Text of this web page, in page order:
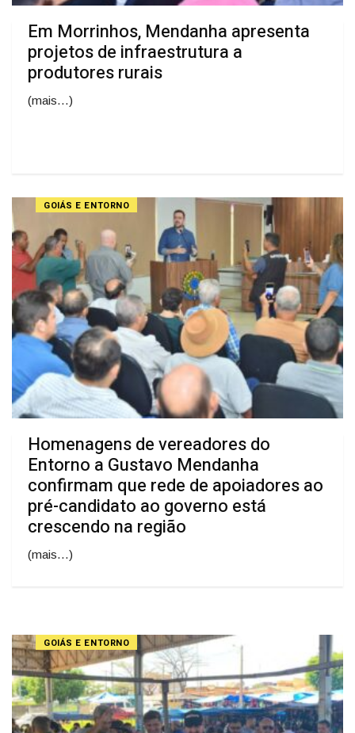
Em Morrinhos, Mendanha apresenta
projetos de infraestrutura a
produtores rurais
(mais…)
GOIÁS E ENTORNO
Homenagens de vereadores do
Entorno a Gustavo Mendanha
confirmam que rede de apoiadores ao
pré-candidato ao governo está
crescendo na região
(mais…)
GOIÁS E ENTORNO